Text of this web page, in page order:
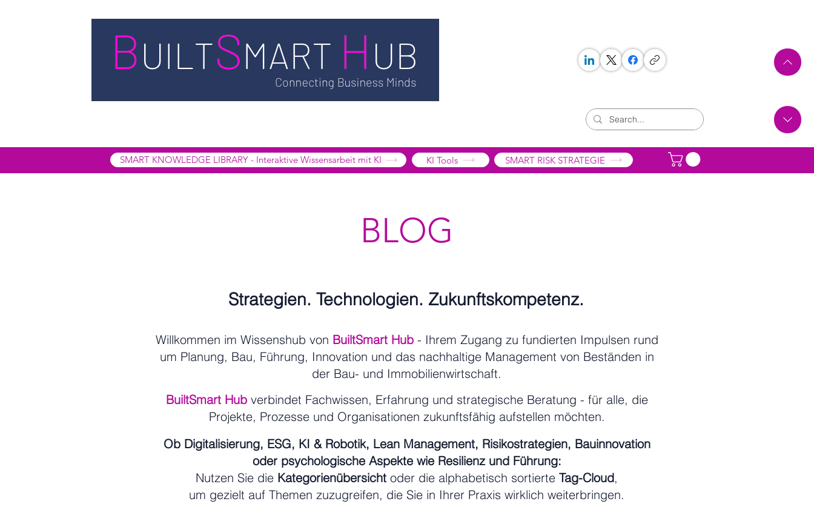
SMART KNOWLEDGE LIBRARY - Interaktive Wissensarbeit mit KI KI Tools SMART RISK STRATEGIE
BLOG
Strategien. Technologien. Zukunftskompetenz.
Willkommen im Wissenshub von BuiltSmart Hub- Ihrem Zugang zu fundierten Impulsen rund
um Planung, Bau, Führung, Innovation und das nachhaltige Management von Beständen in
der Bau- und Immobilienwirtschaft.
BuiltSmart Hubverbindet Fachwissen, Erfahrung und strategische Beratung - für alle, die
Projekte, Prozesse und Organisationen zukunftsfähig aufstellen möchten.
Ob Digitalisierung, ESG, KI & Robotik, Lean Management, Risikostrategien, Bauinnovation
oder psychologische Aspekte wie Resilienz und Führung:
Nutzen Sie die Kategorienübersicht oder die alphabetisch sortierte Tag-Cloud,
um gezielt auf Themen zuzugreifen, die Sie in Ihrer Praxis wirklich weiterbringen.